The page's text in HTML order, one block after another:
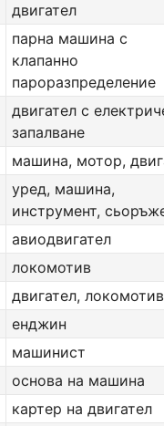
двигател
парна машина с
клапанно
пароразпределение
двигател с
запалване
машина, мотор,
уред, машина,
инструмент,
авиодвигател
локомотив
двигател, локомотив
енджин
машинист
основа на машина
картер на двигател